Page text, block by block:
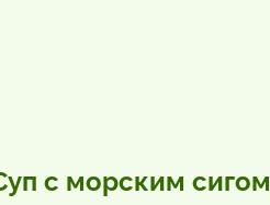
с морским сигом